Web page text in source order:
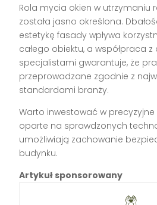
Rola mycia okien w utrzymaniu
została jasno określona.
estetykę fasady wpływa
całego obiektu, a współpraca
specjalistami gwarantuje, że
przeprowadzane zgodnie z
standardami branży.
Warto inwestować w
oparte na sprawdzonych
umożliwiają zachowanie
budynku.
Artykuł sponsorowany